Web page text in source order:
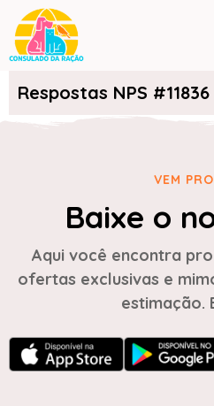
Respostas NPS #11836
VEM
Baixe o
Aqui você encontra
ofertas exclusivas e
estimação.